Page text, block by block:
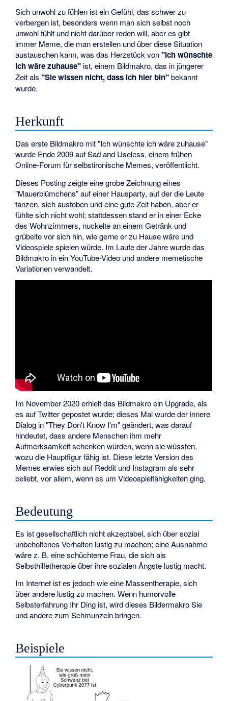
Sich unwohl zu fühlen ist ein Gefühl, das schwer zu
verbergen ist, besonders wenn man sich selbst noch
unwohl fühlt und nicht darüber reden will, aber es gibt
immer Meme, die man erstellen und über diese Situation
austauschen kann, was das Herzstück von"Ich wünschte
ich wäre zuhause" ist, einem Bildmakro, das in jüngerer
Zeit als"Sie wissen nicht, dass ich hier bin"bekannt
wurde.
Herkunft
Das erste Bildmakro mit "Ich wünschte ich wäre zuhause"
wurde Ende 2009 auf Sad and Useless, einem frühen
Online-Forum für selbstironische Memes, veröffentlicht.
Dieses Posting zeigte eine grobe Zeichnung eines
"Mauerblümchens" auf einer Hausparty, auf der die Leute
tanzen, sich austoben und eine gute Zeit haben, aber er
fühlte sich nicht wohl; stattdessen stand er in einer Ecke
des Wohnzimmers, nuckelte an einem Getränk und
grübelte vor sich hin, wie gerne er zu Hause wäre und
Videospiele spielen würde. Im Laufe der Jahre wurde das
Bildmakro in ein YouTube-Video und andere memetische
Variationen verwandelt.
Im November 2020 erhielt das Bildmakro ein Upgrade, als
es auf Twitter gepostet wurde; dieses Mal wurde der innere
Dialog in "They Don't Know I'm" geändert, was darauf
hindeutet, dass andere Menschen ihm mehr
Aufmerksamkeit schenken würden, wenn sie wüssten,
wozu die Hauptfigur fähig ist. Diese letzte Version des
Memes erwies sich auf Reddit und Instagram als sehr
beliebt, vor allem, wenn es um Videospielfähigkeiten ging.
Bedeutung
Es ist gesellschaftlich nicht akzeptabel, sich über sozial
unbeholfenes Verhalten lustig zu machen; eine Ausnahme
wäre z. B. eine schüchterne Frau, die sich als
Selbsthilfetherapie über ihre sozialen Ängste lustig macht.
Im Internet ist es jedoch wie eine Massentherapie, sich
über andere lustig zu machen. Wenn humorvolle
Selbsterfahrung Ihr Ding ist, wird dieses Bildermakro Sie
und andere zum Schmunzeln bringen.
Beispiele